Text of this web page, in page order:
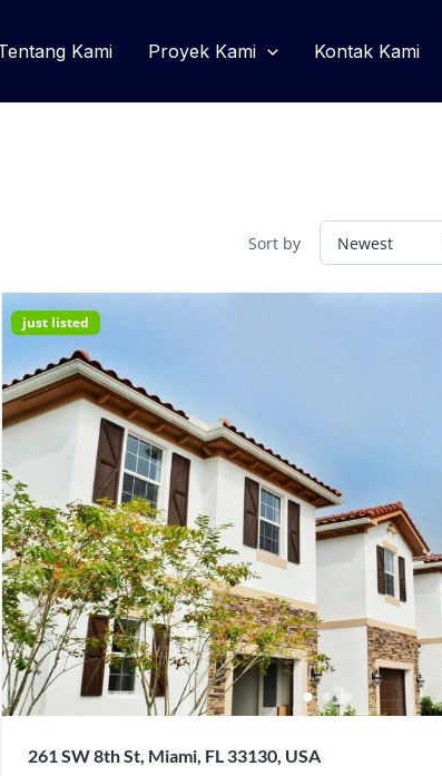
Kami Proyek Kami Kontak Kami
Sort by
just listed
261 SW 8th St, Miami, FL 33130, USA